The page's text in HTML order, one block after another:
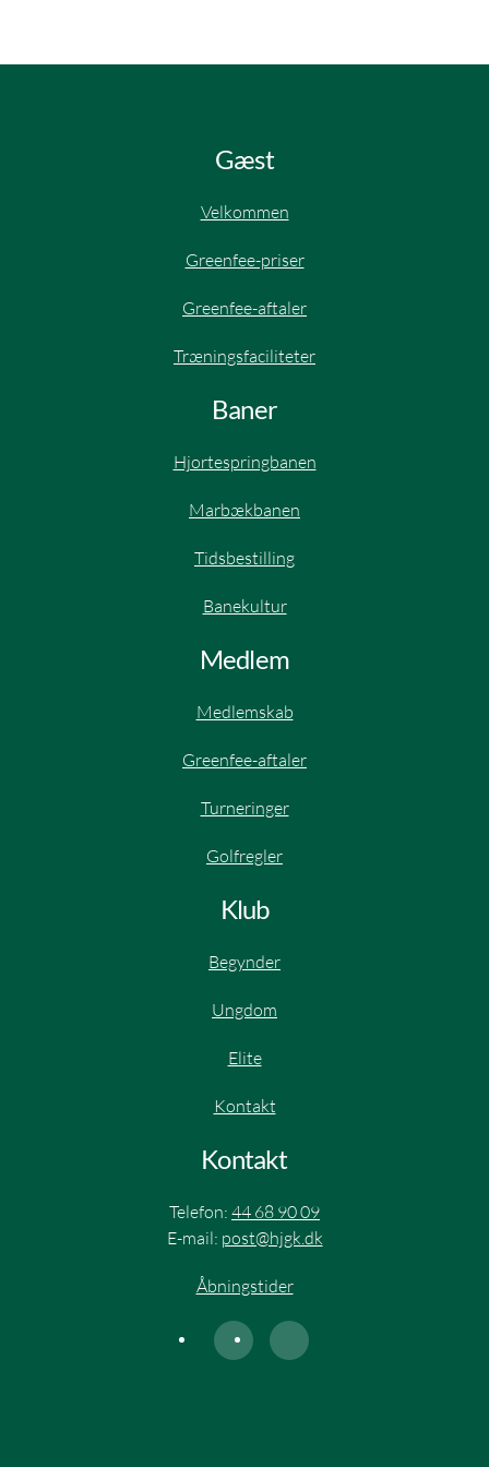
Gæst
Velkommen
Greenfee-priser
Greenfee-aftaler​
Træningsfaciliteter
Baner
Hjortespringbanen​
Marbækbanen
Tidsbestilling
Banekultur
Medlem
Medlemskab
Greenfee-aftaler
Turneringer
Golfregler
Klub
Begynder
Ungdom
Elite​
Kontakt
Kontakt
Telefon: 44 68 90 09
E-mail: post@hjgk.dk
Åbningstider